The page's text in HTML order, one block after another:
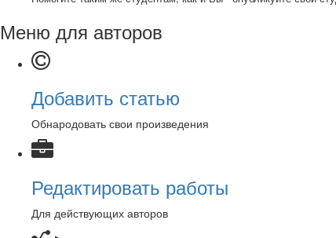
Меню для авторов
Добавить статью
Обнародовать свои произведения
Редактировать работы
Для действующих авторов